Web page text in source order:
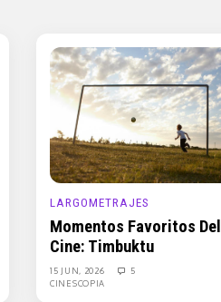
LARGOMETRAJES
Momentos Favoritos Del
Cine: Timbuktu
15 JUN, 2026
5
CINESCOPIA